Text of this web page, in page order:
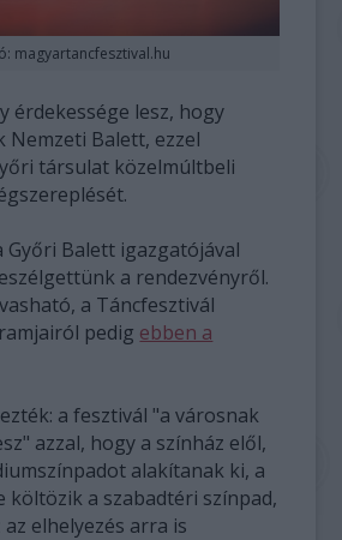
magyartancfesztival.hu
érdekessége lesz, hogy
Nemzeti Balett, ezzel
társulat közelmúltbeli
Győri Balett igazgatójával
a rendezvényről.
a Táncfesztivál
pedig ebben a
a fesztivál "a városnak
azzal, hogy a színház elől,
alakítanak ki, a
költözik a szabadtéri színpad,
elhelyezés arra is